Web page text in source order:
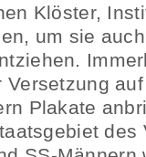
Klöster,
um sie
Plakate
des